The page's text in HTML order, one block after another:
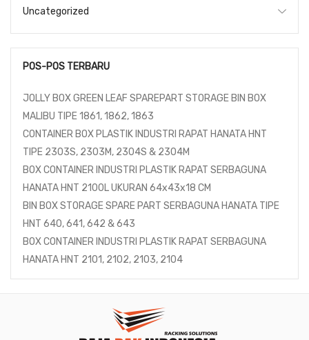
Uncategorized
POS-POS TERBARU
JOLLY BOX GREEN LEAF SPAREPART STORAGE BIN BOX
MALIBU TIPE 1861, 1862, 1863
CONTAINER BOX PLASTIK INDUSTRI RAPAT HANATA HNT
TIPE 2303S, 2303M, 2304S & 2304M
BOX CONTAINER INDUSTRI PLASTIK RAPAT SERBAGUNA
HANATA HNT 2100L UKURAN 64x43x18 CM
BIN BOX STORAGE SPARE PART SERBAGUNA HANATA TIPE
HNT 640, 641, 642 & 643
BOX CONTAINER INDUSTRI PLASTIK RAPAT SERBAGUNA
HANATA HNT 2101, 2102, 2103, 2104